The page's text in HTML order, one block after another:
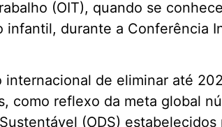
(OIT), quando se
infantil, durante a Conferência
internacional de eliminar até
como reflexo da meta global
(ODS) estabelecidos